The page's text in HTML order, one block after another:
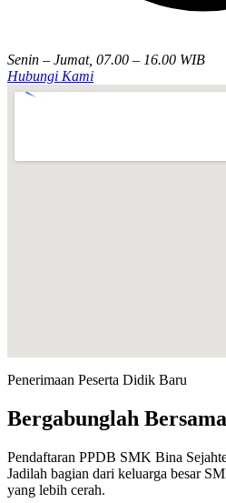
Senin – Jumat, 07.00 – 16.00 WIB
Hubungi Kami
Penerimaan Peserta Didik Baru
Bergabunglah
Pendaftaran PPDB SMK Bina
Jadilah bagian dari keluarga besar
yang lebih cerah.